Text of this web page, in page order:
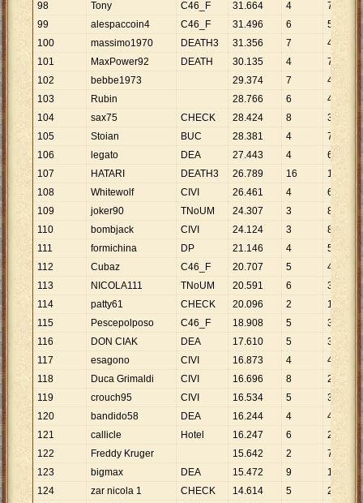
98 Tony C46_F 31.664 4 7
916
99
alespaccoin4 C46_F 31.496 6 5 249
100
massimo1970 DEATH3 31.356 7 4
101
MaxPower92 DEATH 30.135 4 7 .534
102
bebbe1973 29.374 7 4
196
103
Rubin 28.766 6 4
104
sax75 CHECK 28.424 8 3 .553
105
Stoian BUC 28.381 4 7
095
106
legato DEA 27.443 4 6
107
HATARI DEATH3 26.789 16 1
674
108
Whitewolf CIVI 26.461 4 6 615
109
joker90 TNoUM 24.307 3 8
110
bombjack CIVI 24.124 3 8 .041
111
formichina DP 21.146 4 5
112
Cubaz C46_F 20.707 5 4 141
113
NICOLA111 TNoUM 20.591 6 3
114
patty61 CHECK 20.096 2 10
115
Pescepolposo C46_F 18.908 5 3
782
116
DON CIAK DEA 17.610 5 3
117
esagono CIVI 16.873 4 4 .218
118
Duca Grimaldi CIVI 16.696 8 2
087
119
crouch95 CIVI 16.534 5 3
120
bandido58 DEA 16.244 4 4
061
121
callicle Hotel 16.247 6 2 708
122
Freddy Kruger 15.642 2 7
821
123
bigmax DEA 15.472 9 1 .719
124
zar nicola 1 CHECK 14.614 5 2